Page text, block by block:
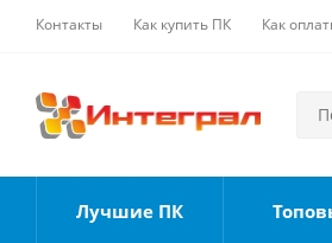
Контакты Как купить ПК Как
Лучшие ПК